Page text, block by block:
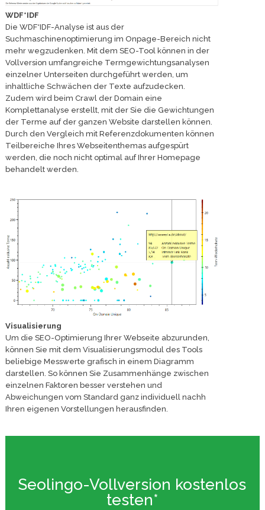
WDF*IDF
Die WDF*IDF-Analyse ist aus der
Suchmaschinenoptimierung im Onpage-Bereich nicht
mehr wegzudenken. Mit dem SEO-Tool können in der
Vollversion umfangreiche Termgewichtungsanalysen
einzelner Unterseiten durchgeführt werden, um
inhaltliche Schwächen der Texte aufzudecken.
Zudem wird beim Crawl der Domain eine
Komplettanalyse erstellt, mit der Sie die Gewichtungen
der Terme auf der ganzen Website darstellen können.
Durch den Vergleich mit Referenzdokumenten können
Teilbereiche Ihres Webseitenthemas aufgespürt
werden, die noch nicht optimal auf Ihrer Homepage
behandelt werden.
Visualisierung
Um die SEO-Optimierung Ihrer Webseite abzurunden,
können Sie mit dem Visualisierungsmodul des Tools
beliebige Messwerte grafisch in einem Diagramm
darstellen. So können Sie Zusammenhänge zwischen
einzelnen Faktoren besser verstehen und
Abweichungen vom Standard ganz individuell nachh
Ihren eigenen Vorstellungen herausfinden.
Seolingo-Vollversion kostenlos
testen*